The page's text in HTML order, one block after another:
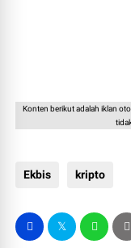
Konten berikut adalah iklan
Ekbis kripto